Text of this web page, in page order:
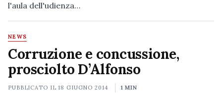
l'aula dell'udienza…
NEWS
Corruzione e concussione,
prosciolto D’Alfonso
PUBBLICATO IL18 GIUGNO 2014 1 MIN